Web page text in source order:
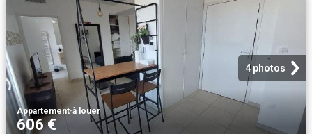
4 photos
Appartement·à louer
606 €